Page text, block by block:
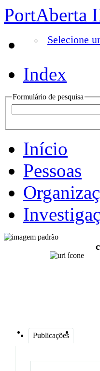
PortAberta
Selecione
Index
Formulário de pesquisa
Início
Pessoas
Publicações